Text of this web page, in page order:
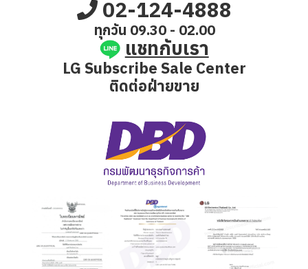
02-124-4888
ทุกวัน 09.30 - 02.00
แชทกับเรา
LG Subscribe Sale Center
ติดต่อฝ่ายขาย